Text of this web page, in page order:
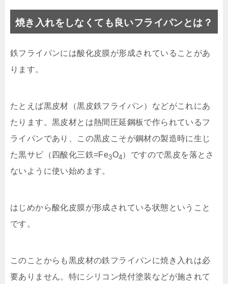
焼き入れをしなくても良いフライパンとは？
鉄フライパンには酸化皮膜が形成されていることがあ
ります。
たとえば黒皮材（黒皮鉄フライパン）などがこれにあ
たります。黒皮材とは熱間圧延鋼板で作られているフ
ライパンであり、この黒皮こそが鋼材の製造時に生じ
た黒サビ（四酸化三鉄=Fe3O4）ですので黒皮を落とさ
ないように使い始めます。
はじめから酸化皮膜が形成されている状態ということ
です。
このことからも黒皮材の鉄フライパンに焼き入れは必
要ありません。特にシリコン焼付塗装などが施されて